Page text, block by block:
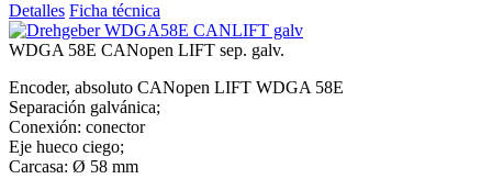
Detalles Ficha técnica
WDGA 58E CANopen LIFT sep. galv.
Encoder, absoluto CANopen LIFT WDGA 58E
Separación galvánica;
Conexión: conector
Eje hueco ciego;
Carcasa: Ø 58 mm